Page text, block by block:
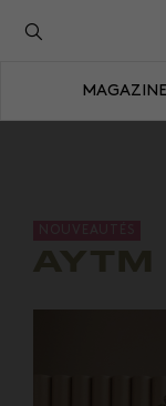
MAGAZINE
AYTM
Retour à